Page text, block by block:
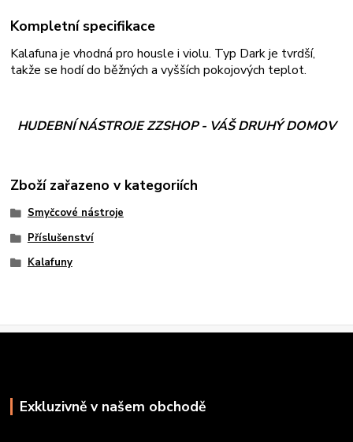
Kompletní specifikace
Kalafuna je vhodná pro housle i violu. Typ Dark je tvrdší,
takže se hodí do běžných a vyšších pokojových teplot.
HUDEBNÍ NÁSTROJE ZZSHOP - VÁŠ DRUHÝ DOMOV
Zboží zařazeno v kategoriích
Smyčcové nástroje
Příslušenství
Kalafuny
Exkluzivně v našem obchodě